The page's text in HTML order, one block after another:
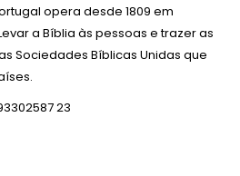
opera desde 1809 em
a Bíblia às pessoas e trazer as
Sociedades Bíblicas Unidas que
23